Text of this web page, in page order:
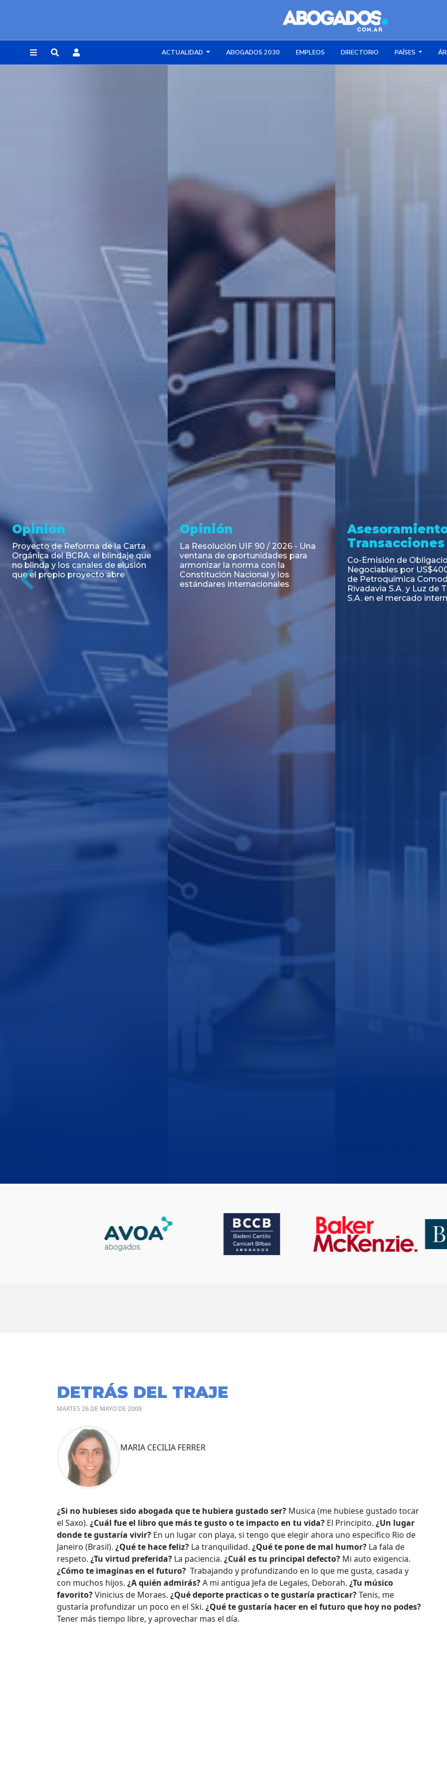
ACTUALIDAD ABOGADOS 2030 EMPLEOS DIRECTORIO PAÍSES
Noticia
RESOLUCIÓN 271/2026 de la
SECRETARIA DE COORDINACIÓN
DE PRODUCCIÓN: Actualización y
unificación de las advertencias
obligatorias en la publicidad de
juegos y apuestas en...
Asesoramiento y
Transacciones
Emisión de Obligaciones
Negociables Clase E de Central
Puerto S.A. por un Valor Nominal
de U$S 98.897.303
Transacciones
PAGBAM asesoró a
autorización para la
de los Certificados de
del Fideicomiso
Inmobiliario "Espacio
Previous
DETRÁS DEL TRAJE
MARTES 26 DE MAYO DE 2009
MARIA CECILIA FERRER
¿Si no hubieses sido abogada que te hubiera gustado ser? Musica (me hubiese gustado tocar
el Saxo). ¿Cuál fue el libro que más te gusto o te impacto en tu vida? El Principito. ¿Un lugar
donde te gustaría vivir? En un lugar con playa, si tengo que elegir ahora uno especifico Rio de
Janeiro (Brasil). ¿Qué te hace feliz? La tranquilidad. ¿Qué te pone de mal humor? La fala de
respeto. ¿Tu virtud preferida? La paciencia. ¿Cuál es tu principal defecto? Mi auto exigencia.
¿Cómo te imaginas en el futuro? Trabajando y profundizando en lo que me gusta, casada y
con muchos hijos. ¿A quién admirás?A mi antigua Jefa de Legales, Deborah. ¿Tu músico
favorito?Vinicius de Moraes. ¿Qué deporte practicas o te gustaría practicar?Tenis, me
gustaría profundizar un poco en el Ski. ¿Qué te gustaría hacer en el futuro que hoy no podes?
Tener más tiempo libre, y aprovechar mas el día.